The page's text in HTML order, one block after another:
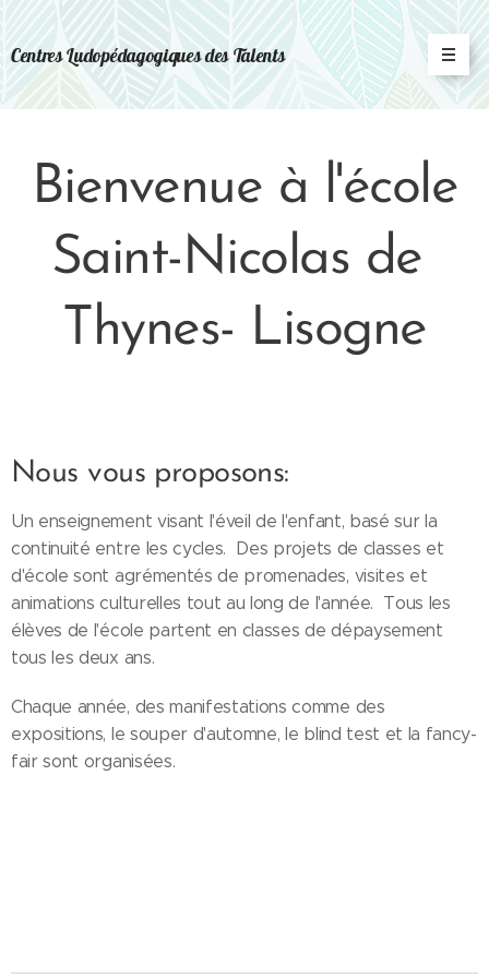
Centres Ludopédagogiques des Talents
Bienvenue à l'école
Saint-Nicolas de
Thynes- Lisogne
Nous vous proposons:
Un enseignement visant l'éveil de l'enfant, basé sur la
continuité entre les cycles. Des projets de classes et
d'école sont agrémentés de promenades, visites et
animations culturelles tout au long de l'année. Tous les
élèves de l'école partent en classes de dépaysement
tous les deux ans.
Chaque année, des manifestations comme des
expositions, le souper d'automne, le blind test et la fancy-
fair sont organisées.